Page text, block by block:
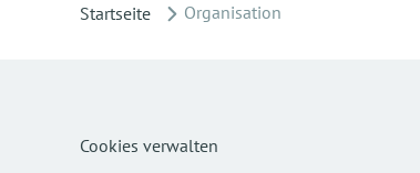
Startseite Organisation
Cookies verwalten